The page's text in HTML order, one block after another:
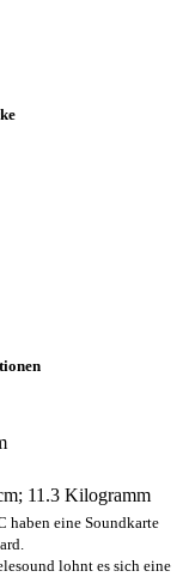
11.3 Kilogramm
haben eine Soundkarte
lohnt es sich eine